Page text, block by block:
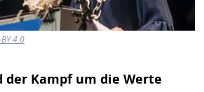
BY 4.0
der Kampf um die Werte